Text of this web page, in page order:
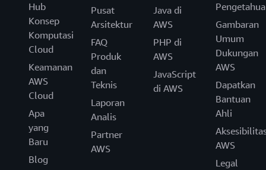
Hub
Konsep
Komputasi
Cloud
Keamanan
AWS
Cloud
Apa
yang
Baru
Blog
Pusat
Arsitektur
FAQ
Produk
dan
Teknis
Laporan
Analis
Partner
AWS
Java di
AWS
PHP di
AWS
JavaScript
di AWS
Gambaran
Umum
Dukungan
AWS
Dapatkan
Bantuan
Ahli
AWS
Legal